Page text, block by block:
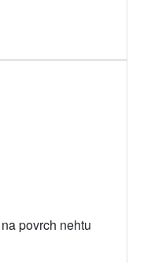
povrch nehtu